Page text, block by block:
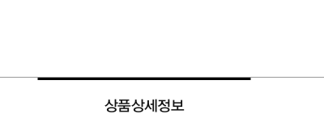
상품상세정보